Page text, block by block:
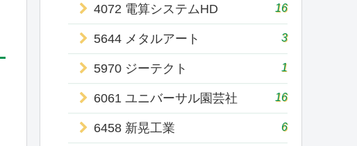
4072 電算システムHD 16
5644 メタルアート 3
5970 ジーテクト 1
6061 ユニバーサル園芸社 16
6458 新晃工業 6